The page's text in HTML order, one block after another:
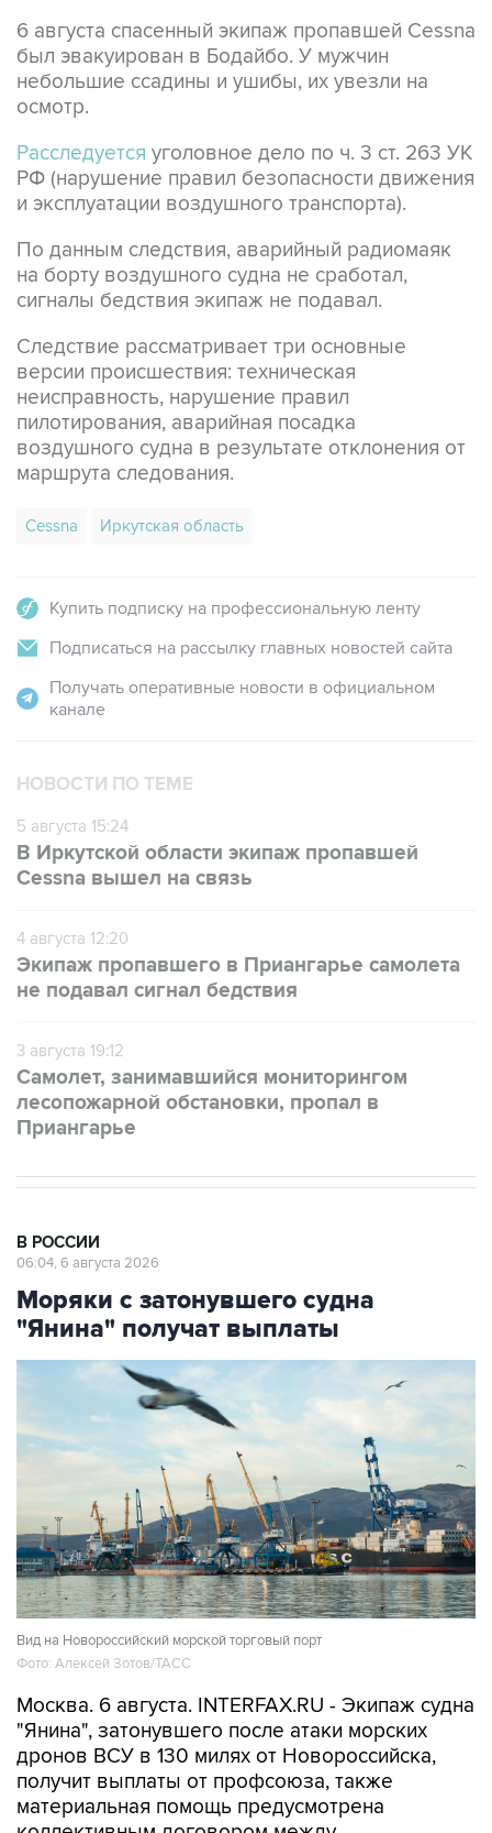
6 августа спасенный экипаж пропавшей Cessna
был эвакуирован в Бодайбо. У мужчин
небольшие ссадины и ушибы, их увезли на
осмотр.
Расследуется уголовное дело по ч. 3 ст. 263 УК
РФ (нарушение правил безопасности движения
и эксплуатации воздушного транспорта).
По данным следствия, аварийный радиомаяк
на борту воздушного судна не сработал,
сигналы бедствия экипаж не подавал.
Следствие рассматривает три основные
версии происшествия: техническая
неисправность, нарушение правил
пилотирования, аварийная посадка
воздушного судна в результате отклонения от
маршрута следования.
Cessna Иркутская область
Купить подписку на профессиональную ленту
Подписаться на рассылку главных новостей сайта
Получать оперативные новости в официальном
канале
НОВОСТИ ПО ТЕМЕ
5 августа 15:24
В Иркутской области экипаж пропавшей
Cessna вышел на связь
4 августа 12:20
Экипаж пропавшего в Приангарье самолета
не подавал сигнал бедствия
3 августа 19:12
Самолет, занимавшийся мониторингом
лесопожарной обстановки, пропал в
Приангарье
В РОССИИ
06:04, 6 августа 2026
Моряки с затонувшего судна
"Янина" получат выплаты
Вид на Новороссийский морской торговый порт
Фото: Алексей Зотов/ТАСС
Москва. 6 августа. INTERFAX.RU - Экипаж судна
"Янина", затонувшего после атаки морских
дронов ВСУ в 130 милях от Новороссийска,
получит выплаты от профсоюза, также
материальная помощь предусмотрена